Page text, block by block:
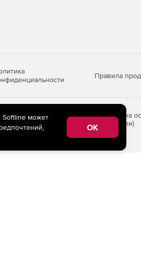
Правила
предоставления информации на
на территории Российской Федерации)
Softline может
OK